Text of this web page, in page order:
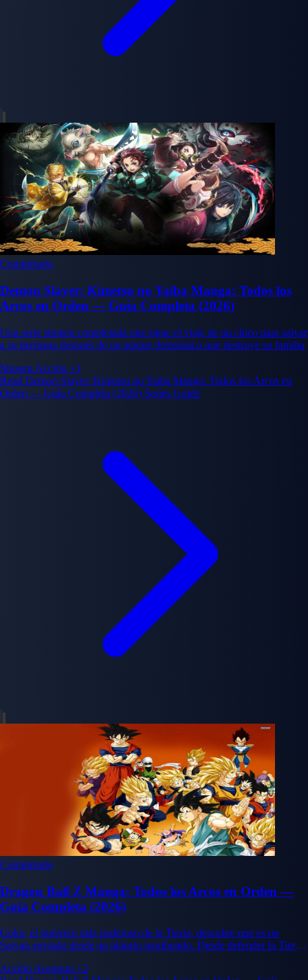
Completado
Demon Slayer: Kimetsu no Yaiba Manga: Todos los
Arcos en Orden — Guía Completa (2026)
Una serie shonen completada que sigue el viaje de un chico para salvar
a su hermana después de un ataque demoníaco que destruye su familia
Shonen Acción +1
Read Demon Slayer: Kimetsu no Yaiba Manga: Todos los Arcos en
Orden — Guía Completa (2026) Series Guide
Completado
Dragon Ball Z Manga: Todos los Arcos en Orden —
Guía Completa (2026)
Goku, el guerrero más poderoso de la Tierra, descubre que es un
Saiyan enviado desde un planeta moribundo. Desde defender la Tierra
contra seres casi divinos, Dragon Ball Z define el género manga de
Acción Aventura +2